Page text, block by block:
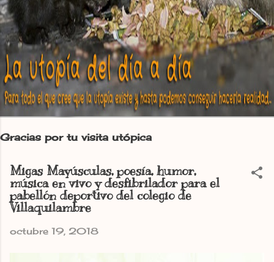
Gracias por tu visita utópica
Migas Mayúsculas, poesía, humor,
música en vivo y desfibrilador para el
pabellón deportivo del colegio de
Villaquilambre
octubre 19, 2018